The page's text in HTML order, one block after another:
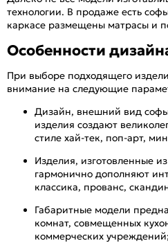
технологии. В продаже есть
каркасе размещены матрасы и
Особенности
При выборе подходящего
внимание на следующие
Дизайн, внешний вид
изделия создают
стиле хай-тек, поп-арт,
Изделия, изготовленные
гармонично дополняют
классика, прованс,
Габаритные модели
комнат, совмещенных
коммерческих учреждений;